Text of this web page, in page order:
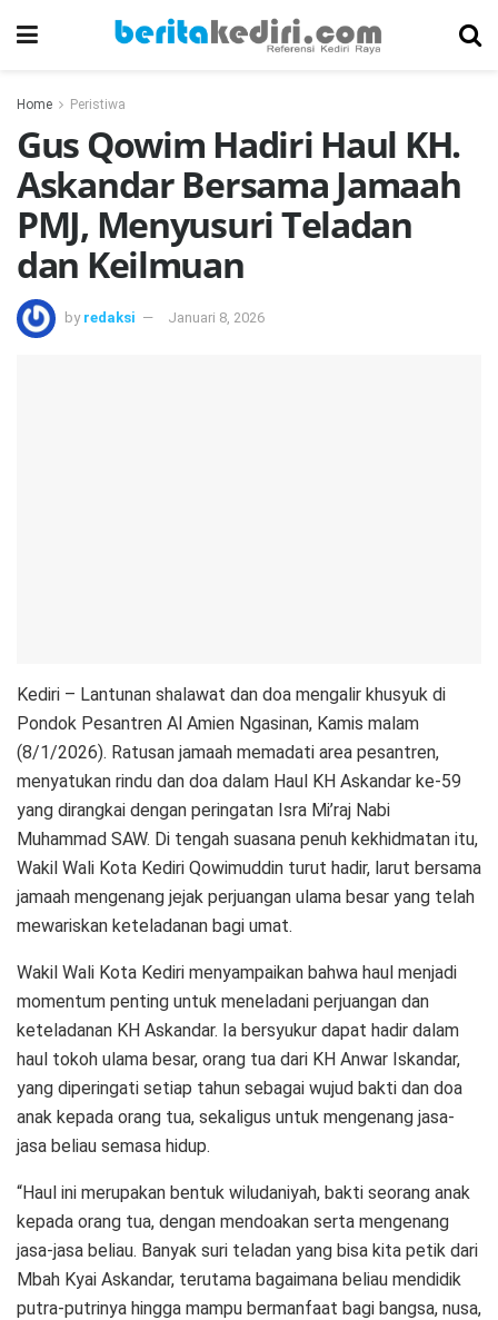
Home Peristiwa
Gus Qowim Hadiri Haul KH.
Askandar Bersama Jamaah
PMJ, Menyusuri Teladan
dan Keilmuan
by redaksi Januari 8, 2026
Kediri – Lantunan shalawat dan doa mengalir khusyuk di
Pondok Pesantren Al Amien Ngasinan, Kamis malam
(8/1/2026). Ratusan jamaah memadati area pesantren,
menyatukan rindu dan doa dalam Haul KH Askandar ke-59
yang dirangkai dengan peringatan Isra Mi’raj Nabi
Muhammad SAW. Di tengah suasana penuh kekhidmatan itu,
Wakil Wali Kota Kediri Qowimuddin turut hadir, larut bersama
jamaah mengenang jejak perjuangan ulama besar yang telah
mewariskan keteladanan bagi umat.
Wakil Wali Kota Kediri menyampaikan bahwa haul menjadi
momentum penting untuk meneladani perjuangan dan
keteladanan KH Askandar. Ia bersyukur dapat hadir dalam
haul tokoh ulama besar, orang tua dari KH Anwar Iskandar,
yang diperingati setiap tahun sebagai wujud bakti dan doa
anak kepada orang tua, sekaligus untuk mengenang jasa-
jasa beliau semasa hidup.
“Haul ini merupakan bentuk wiludaniyah, bakti seorang anak
kepada orang tua, dengan mendoakan serta mengenang
jasa-jasa beliau. Banyak suri teladan yang bisa kita petik dari
Mbah Kyai Askandar, terutama bagaimana beliau mendidik
putra-putrinya hingga mampu bermanfaat bagi bangsa, nusa,